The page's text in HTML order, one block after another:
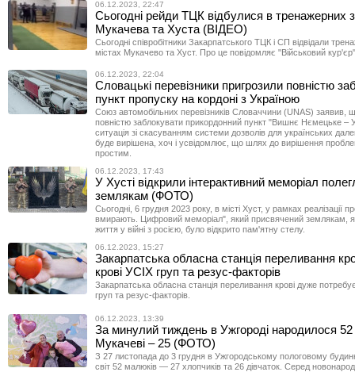
06.12.2023, 22:47
Сьогодні рейди ТЦК відбулися в тренажерних
Мукачева та Хуста (ВІДЕО)
Сьогодні співробітники Закарпатського ТЦК і СП відвідали
містах Мукачево та Хуст. Про це повідомляє "Військовий кур'єр"
06.12.2023, 22:04
Словацькі перевізники пригрозили повністю
пункт пропуску на кордоні з Україною
Союз автомобільних перевізників Словаччини (UNAS) заявив,
повністю заблокувати прикордонний пункт "Вишнє Нємецьке –
ситуація зі скасуванням системи дозволів для українських
буде вирішена, хоч і усвідомлює, що шлях до вирішення
простим.
06.12.2023, 17:43
У Хусті відкрили інтерактивний меморіал
землякам (ФОТО)
Сьогодні, 6 грудня 2023 року, в місті Хуст, у рамках реалізації
вмирають. Цифровий меморіал", який присвячений землякам,
життя у війні з росією, було відкрито пам'ятну стелу.
06.12.2023, 15:27
Закарпатська обласна станція переливання
крові УСІХ груп та резус-факторів
Закарпатська обласна станція переливання крові дуже
груп та резус-факторів.
06.12.2023, 13:39
За минулий тиждень в Ужгороді народилося
Мукачеві – 25 (ФОТО)
З 27 листопада до 3 грудня в Ужгородському пологовому
світ 52 малюків — 27 хлопчиків та 26 дівчаток. Серед